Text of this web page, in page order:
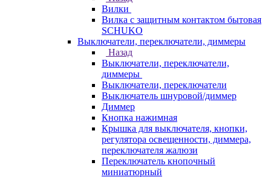
Вилки
Вилка с защитным контактом бытовая
SCHUKO
Выключатели, переключатели, диммеры
Назад
Выключатели, переключатели,
диммеры
Выключатели, переключатели
Выключатель шнуровой/диммер
Диммер
Кнопка нажимная
Крышка для выключателя, кнопки,
регулятора освещенности, диммера,
переключателя жалюзи
Переключатель кнопочный
миниатюрный